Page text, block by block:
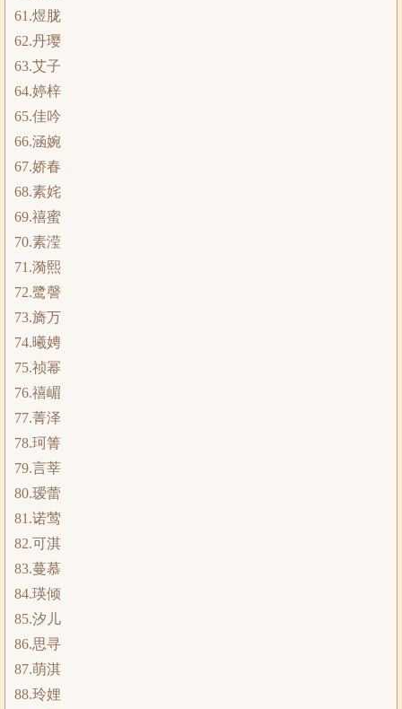
61.煜胧
62.丹璎
63.艾子
64.婷梓
65.佳吟
66.涵婉
67.娇春
68.素姹
69.禧蜜
70.素滢
71.漪熙
72.鹭謦
73.旖万
74.曦娉
75.祯幂
76.禧嵋
77.菁泽
78.珂箐
79.言莘
80.瑷蕾
81.诺莺
82.可淇
83.蔓慕
84.瑛倾
85.汐儿
86.思寻
87.萌淇
88.玲娌